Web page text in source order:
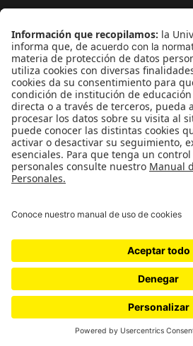
CONTÁCTANOS
cerosetenta@uniandes.edu.co
BOGOTÁ, COLOMBIA
NEWSLETTER